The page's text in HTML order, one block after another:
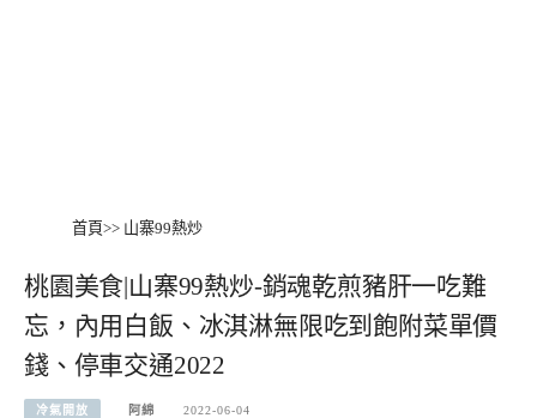
首頁>> 山寨99熱炒
桃園美食|山寨99熱炒-銷魂乾煎豬肝一吃難
忘，內用白飯、冰淇淋無限吃到飽附菜單價
錢、停車交通2022
冷氣開放 阿綿 2022-06-04